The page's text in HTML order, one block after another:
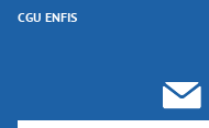
CGU ENFIS